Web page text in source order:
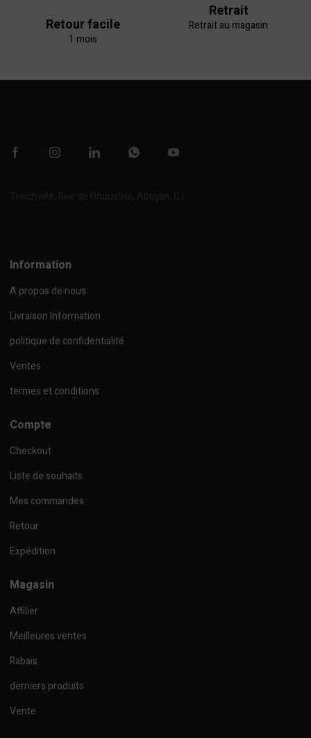
Retour facile
1 mois
Retrait
Retrait au magasin
Information
A propos de nous
Livraison Information
politique de confidentialité
Ventes
termes et conditions
Compte
Checkout
Liste de souhaits
Mes commandes
Retour
Expédition
Magasin
Affilier
Meilleures ventes
Rabais
derniers produits
Vente